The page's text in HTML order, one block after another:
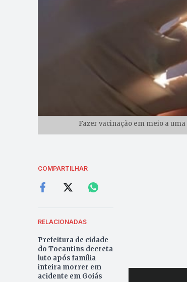
Fazer vacinação em meio a
COMPARTILHAR
RELACIONADAS
Prefeitura de cidade
do Tocantins decreta
luto após família
inteira morrer em
acidente em Goiás